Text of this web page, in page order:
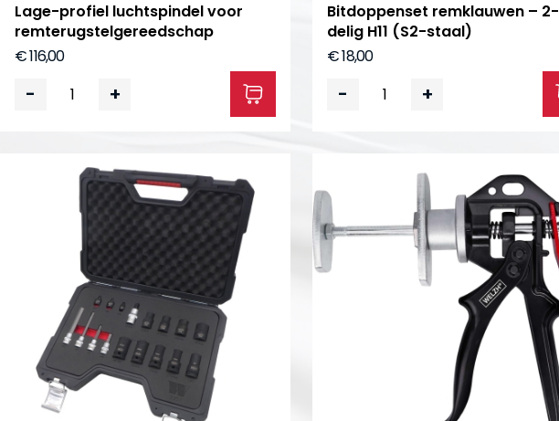
Lage-profiel luchtspindel voor
remterugstelgereedschap
€ 116,00
- +
Bitdoppenset remklauwen – 2-
delig H11 (S2-staal)
€ 18,00
- +